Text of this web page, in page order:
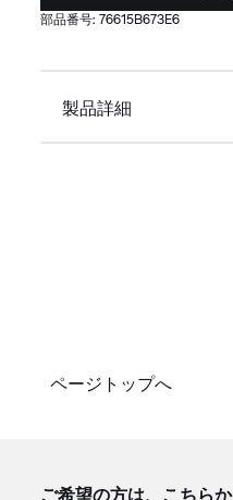
部品番号:76615B673E6
製品詳細
ページトップへ
ご希望の方は、こちら